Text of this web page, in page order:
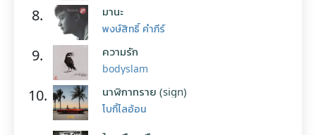
8. มานะ
พงษ์สิทธิ์ คำภีร์
9. ความรัก
bodyslam
10. นาฬิกาทราย (sign)
โบกี้ไลอ้อน